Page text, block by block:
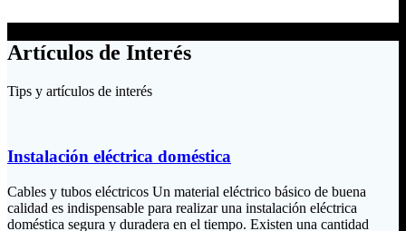
Artículos de Interés
Tips y artículos de interés
Instalación eléctrica doméstica
Cables y tubos eléctricos Un material eléctrico básico de buena
calidad es indispensable para realizar una instalación eléctrica
doméstica segura y duradera en el tiempo. Existen una cantidad